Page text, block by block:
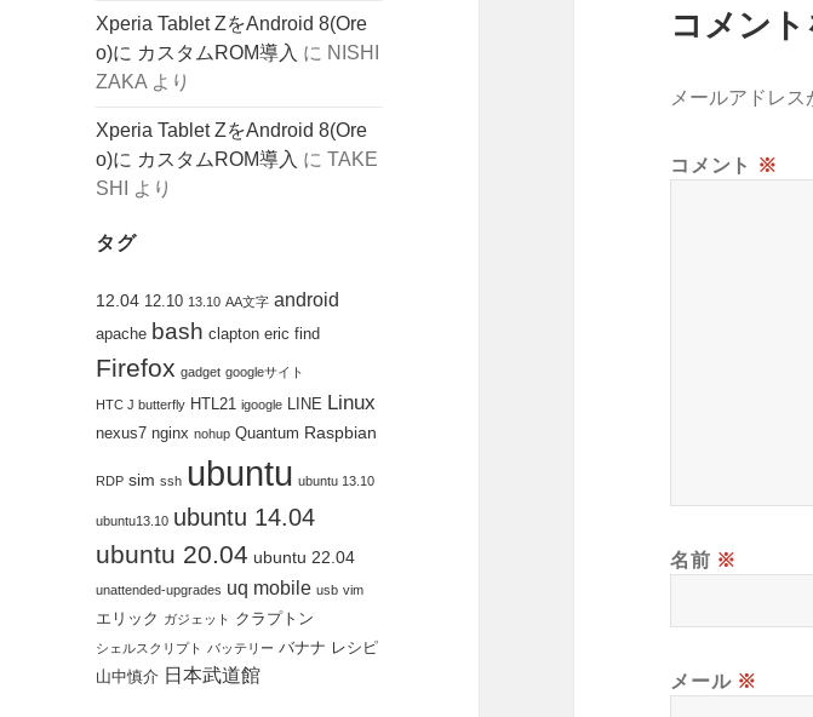
Xperia Tablet ZをAndroid 8(Ore
o)に カスタムROM導入 に NISHI
ZAKA より
Xperia Tablet ZをAndroid 8(Ore
o)に カスタムROM導入 にTAKE
SHI
より
タグ
12.04 12.10 13.10 AA文字 android
apache bash clapton eric find
Firefox gadget googleサイト
HTC J butterfly HTL21 igoogle LINE Linux
nexus7 nginx nohup Quantum Raspbian
RDP sim ssh ubuntu ubuntu 13.10
ubuntu13.10 ubuntu 14.04
ubuntu 20.04 ubuntu 22.04
unattended-upgrades uq mobile usb vim
エリック ガジェット クラプトン
シェルスクリプト バッテリー バナナ レシピ
山中慎介 日本武道館
コメン
メールアドレス
コメント ※
名前 ※
メール ※